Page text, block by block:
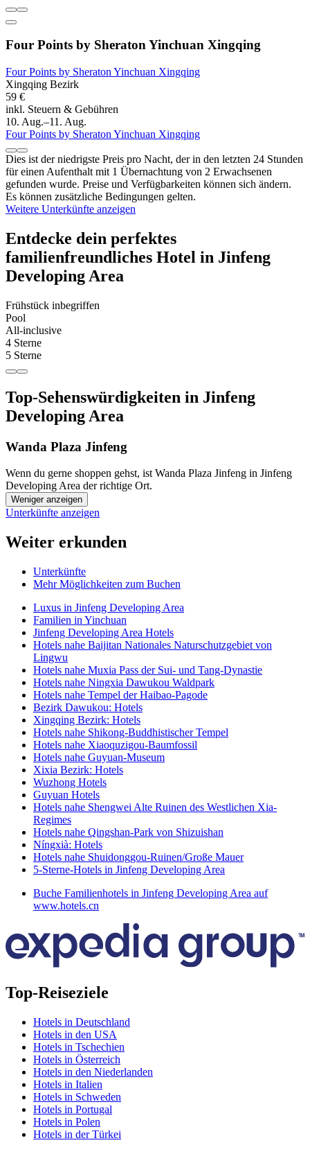
Four Points by Sheraton Yinchuan Xingqing
Four Points by Sheraton Yinchuan Xingqing
Xingqing Bezirk
59 €
inkl. Steuern & Gebühren
10. Aug.–11. Aug.
Four Points by Sheraton Yinchuan Xingqing
Dies ist der niedrigste Preis pro Nacht, der in den letzten 24 Stunden
für einen Aufenthalt mit 1 Übernachtung von 2 Erwachsenen
gefunden wurde. Preise und Verfügbarkeiten können sich ändern.
Es können zusätzliche Bedingungen gelten.
Weitere Unterkünfte anzeigen
Entdecke dein perfektes
familienfreundliches Hotel in Jinfeng
Developing Area
Frühstück inbegriffen
Pool
All-inclusive
4 Sterne
5 Sterne
Top-Sehenswürdigkeiten in Jinfeng
Developing Area
Wanda Plaza Jinfeng
Wenn du gerne shoppen gehst, ist Wanda Plaza Jinfeng in Jinfeng
Developing Area der richtige Ort.
Weniger anzeigen
Unterkünfte anzeigen
Weiter erkunden
Unterkünfte
Mehr Möglichkeiten zum Buchen
Luxus in Jinfeng Developing Area
Familien in Yinchuan
Jinfeng Developing Area Hotels
Hotels nahe Baijitan Nationales Naturschutzgebiet von
Lingwu
Hotels nahe Muxia Pass der Sui- und Tang-Dynastie
Hotels nahe Ningxia Dawukou Waldpark
Hotels nahe Tempel der Haibao-Pagode
Bezirk Dawukou: Hotels
Xingqing Bezirk: Hotels
Hotels nahe Shikong-Buddhistischer Tempel
Hotels nahe Xiaoquzigou-Baumfossil
Hotels nahe Guyuan-Museum
Xixia Bezirk: Hotels
Wuzhong Hotels
Guyuan Hotels
Hotels nahe Shengwei Alte Ruinen des Westlichen Xia-
Regimes
Hotels nahe Qingshan-Park von Shizuishan
Níngxià: Hotels
Hotels nahe Shuidonggou-Ruinen/Große Mauer
5-Sterne-Hotels in Jinfeng Developing Area
Buche Familienhotels in Jinfeng Developing Area auf
www.hotels.cn
Top-Reiseziele
Hotels in Deutschland
Hotels in den USA
Hotels in Tschechien
Hotels in Österreich
Hotels in den Niederlanden
Hotels in Italien
Hotels in Schweden
Hotels in Portugal
Hotels in Polen
Hotels in der Türkei